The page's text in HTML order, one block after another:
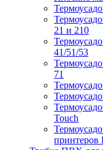
21 и 210
41/51/53
71
Touch
принтеров